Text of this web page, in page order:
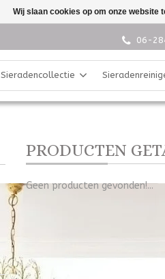
06-
Sieradencollectie
PRODUCTEN
Geen producten gevonden!...
Wij slaan cookies op om onze website